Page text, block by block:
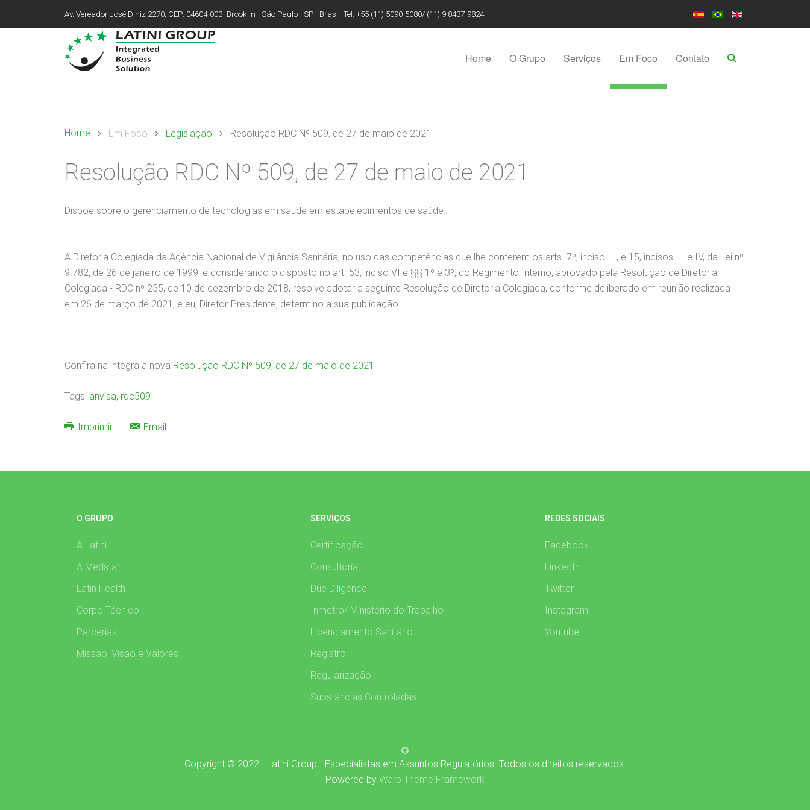
Av. Vereador José Diniz 2270, CEP: 04604-003- Brooklin - São Paulo - SP - Brasil. Tel. +55 (11) 5090-5080/ (11) 9 8437-9824
Home O Grupo Serviços Em Foco Contato
Home Em Foco Legislação Resolução RDC Nº 509, de 27 de maio de 2021
Resolução RDC Nº 509, de 27 de maio de 2021
Dispõe sobre o gerenciamento de tecnologias em saúde em estabelecimentos de saúde.
A Diretoria Colegiada da Agência Nacional de Vigilância Sanitária, no uso das competências que lhe conferem os arts. 7º, inciso III, e 15, incisos III e IV, da Lei nº
9.782, de 26 de janeiro de 1999, e considerando o disposto no art. 53, inciso VI e §§ 1º e 3º, do Regimento Interno, aprovado pela Resolução de Diretoria
Colegiada - RDC nº 255, de 10 de dezembro de 2018, resolve adotar a seguinte Resolução de Diretoria Colegiada, conforme deliberado em reunião realizada
em 26 de março de 2021, e eu, Diretor-Presidente, determino a sua publicação.
Confira na integra a nova Resolução RDC Nº 509, de 27 de maio de 2021
Tags: anvisa, rdc509
Imprimir Email
O GRUPO
A Latini
A Medstar
Latin Health
Corpo Técnico
Parcerias
Missão, Visão e Valores
SERVIÇOS
Certificação
Consultoria
Due Diligence
Inmetro/ Ministério do Trabalho
Licenciamento Sanitário
Registro
Regularização
Substâncias Controladas
REDES SOCIAIS
Facebook
LinkedIn
Twitter
Instagram
Youtube
Copyright © 2022 - Latini Group - Especialistas em Assuntos Regulatórios. Todos os direitos reservados.
Powered by Warp Theme Framework